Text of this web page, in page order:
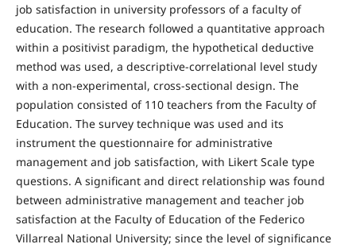
job satisfaction in university professors of a faculty of
education. The research followed a quantitative approach
within a positivist paradigm, the hypothetical deductive
method was used, a descriptive-correlational level study
with a non-experimental, cross-sectional design. The
population consisted of 110 teachers from the Faculty of
Education. The survey technique was used and its
instrument the questionnaire for administrative
management and job satisfaction, with Likert Scale type
questions. A significant and direct relationship was found
between administrative management and teacher job
satisfaction at the Faculty of Education of the Federico
Villarreal National University; since the level of significance